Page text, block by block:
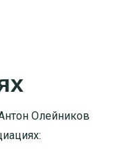
Олейников